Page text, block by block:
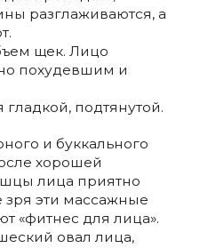
разглаживаются, а
щек. Лицо
похудевшим и
гладкой, подтянутой.
и буккального
хорошей
лица приятно
зря эти массажные
«фитнес для лица».
овал лица,